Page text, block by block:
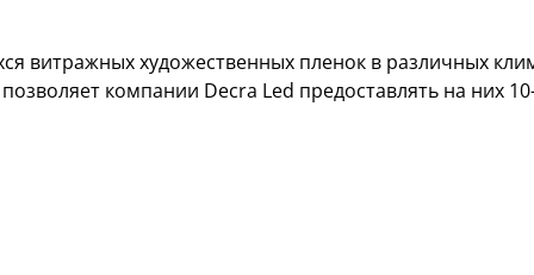
витражных художественных пленок в различных
компании Decra Led предоставлять на них